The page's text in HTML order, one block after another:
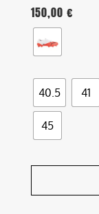
150,00 €
40.5 41
45